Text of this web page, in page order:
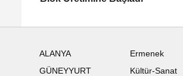
ALANYA
Ermenek
GÜNEYYURT
Kültür-Sanat